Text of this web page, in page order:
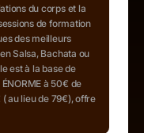
du corps et la
de formation
des meilleurs
Salsa, Bachata ou
est à la base de
à 50€ de
au lieu de 79€), offre